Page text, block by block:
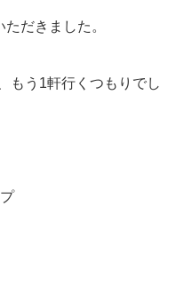
だきました。
もう1軒行くつもりでし